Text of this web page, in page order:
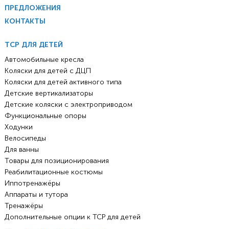
ПРЕДЛОЖЕНИЯ
КОНТАКТЫ
ТСР ДЛЯ ДЕТЕЙ
Автомобильные кресла
Коляски для детей с ДЦП
Коляски для детей активного типа
Детские вертикализаторы
Детские коляски с электроприводом
Функциональные опоры
Ходунки
Велосипеды
Для ванны
Товары для позиционирования
Реабилитационные костюмы
Иппотренажёры
Аппараты и тутора
Тренажёры
Дополнительные опции к ТСР для детей